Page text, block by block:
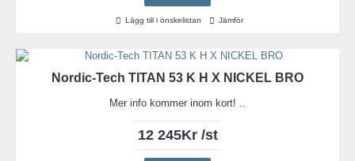
Lägg till i önskelistan Jämför
Nordic-Tech TITAN 53 K H X NICKEL BRO
Mer info kommer inom kort! ..
12 245Kr /st